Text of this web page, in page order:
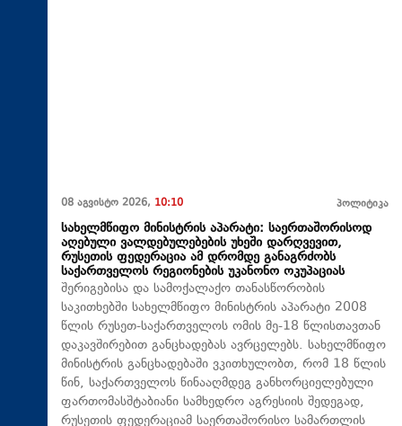
08 აგვისტო 2026, 10:10 პოლიტიკა
სახელმწიფო მინისტრის აპარატი: საერთაშორისოდ
აღებული ვალდებულებების უხეში დარღვევით,
რუსეთის ფედერაცია ამ დრომდე განაგრძობს
საქართველოს რეგიონების უკანონო ოკუპაციას
შერიგებისა და სამოქალაქო თანასწორობის
საკითხებში სახელმწიფო მინისტრის აპარატი 2008
წლის რუსეთ-საქართველოს ომის მე-18 წლისთავთან
დაკავშირებით განცხადებას ავრცელებს. სახელმწიფო
მინისტრის განცხადებაში ვკითხულობთ, რომ 18 წლის
წინ, საქართველოს წინააღმდეგ განხორციელებული
ფართომასშტაბიანი სამხედრო აგრესიის შედეგად,
რუსეთის ფედერაციამ საერთაშორისო სამართლის